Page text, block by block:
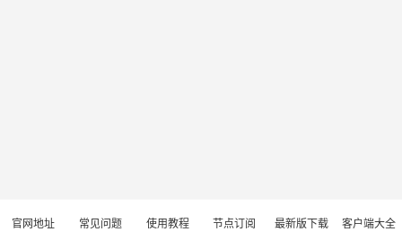
官网地址 常见问题 使用教程 节点订阅 最新版下载 客户端大全